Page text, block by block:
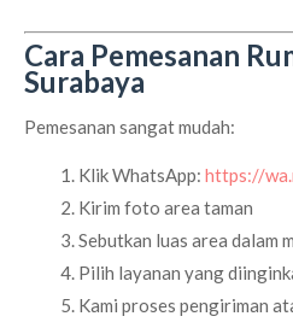
Cara Pemesanan
Surabaya
Pemesanan sangat mudah:
Klik WhatsApp: https://
Kirim foto area taman
Sebutkan luas area dalam
Pilih layanan yang
Kami proses pengiriman